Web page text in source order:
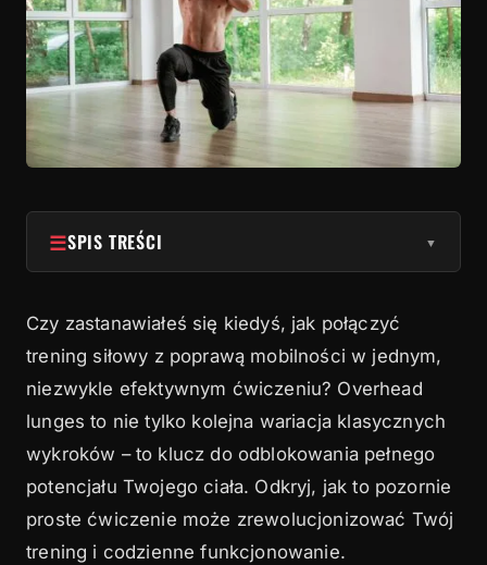
☰SPIS TREŚCI ▼
części
2
Technika wykonania – klucz do maksymalnych
korzyści
3 Streszczenie
Czy zastanawiałeś się kiedyś, jak połączyć
trening siłowy z poprawą mobilności w jednym,
niezwykle efektywnym ćwiczeniu? Overhead
lunges to nie tylko kolejna wariacja klasycznych
wykroków – to klucz do odblokowania pełnego
potencjału Twojego ciała. Odkryj, jak to pozornie
proste ćwiczenie może zrewolucjonizować Twój
trening i codzienne funkcjonowanie.